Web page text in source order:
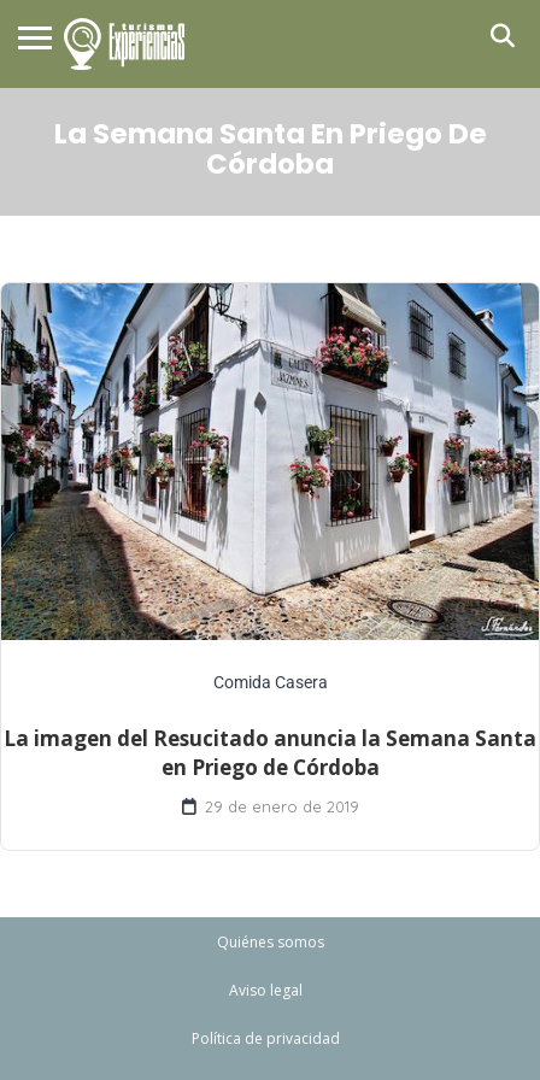
La Semana Santa En Priego De
Córdoba
Comida Casera
La imagen del Resucitado anuncia la Semana Santa
en Priego de Córdoba
29 de enero de 2019
Quiénes somos
Aviso legal
Política de privacidad